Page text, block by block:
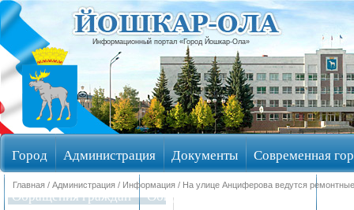
Информационный портал «Город Йошкар-Ола»
Город Администрация Документы Современная
Обращения граждан Общественные обсуждения
Главная / Администрация / Информация / На улице Анциферова ведутся